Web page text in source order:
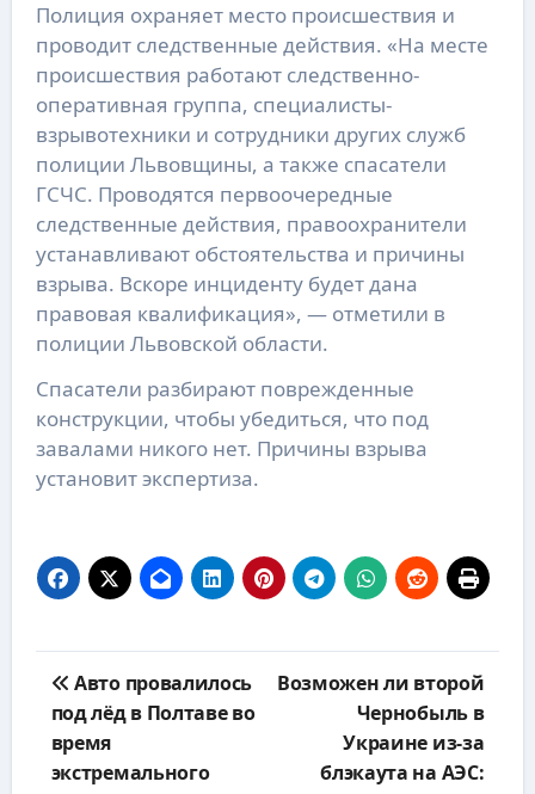
Полиция охраняет место происшествия и
проводит следственные действия. «На месте
происшествия работают следственно-
оперативная группа, специалисты-
взрывотехники и сотрудники других служб
полиции Львовщины, а также спасатели
ГСЧС. Проводятся первоочередные
следственные действия, правоохранители
устанавливают обстоятельства и причины
взрыва. Вскоре инциденту будет дана
правовая квалификация», — отметили в
полиции Львовской области.
Спасатели разбирают поврежденные
конструкции, чтобы убедиться, что под
завалами никого нет. Причины взрыва
установит экспертиза.
по
записям
Авто провалилось
под лёд в Полтаве во
время
экстремального
Возможен ли второй
Чернобыль в
Украине из-за
блэкаута на АЭС: